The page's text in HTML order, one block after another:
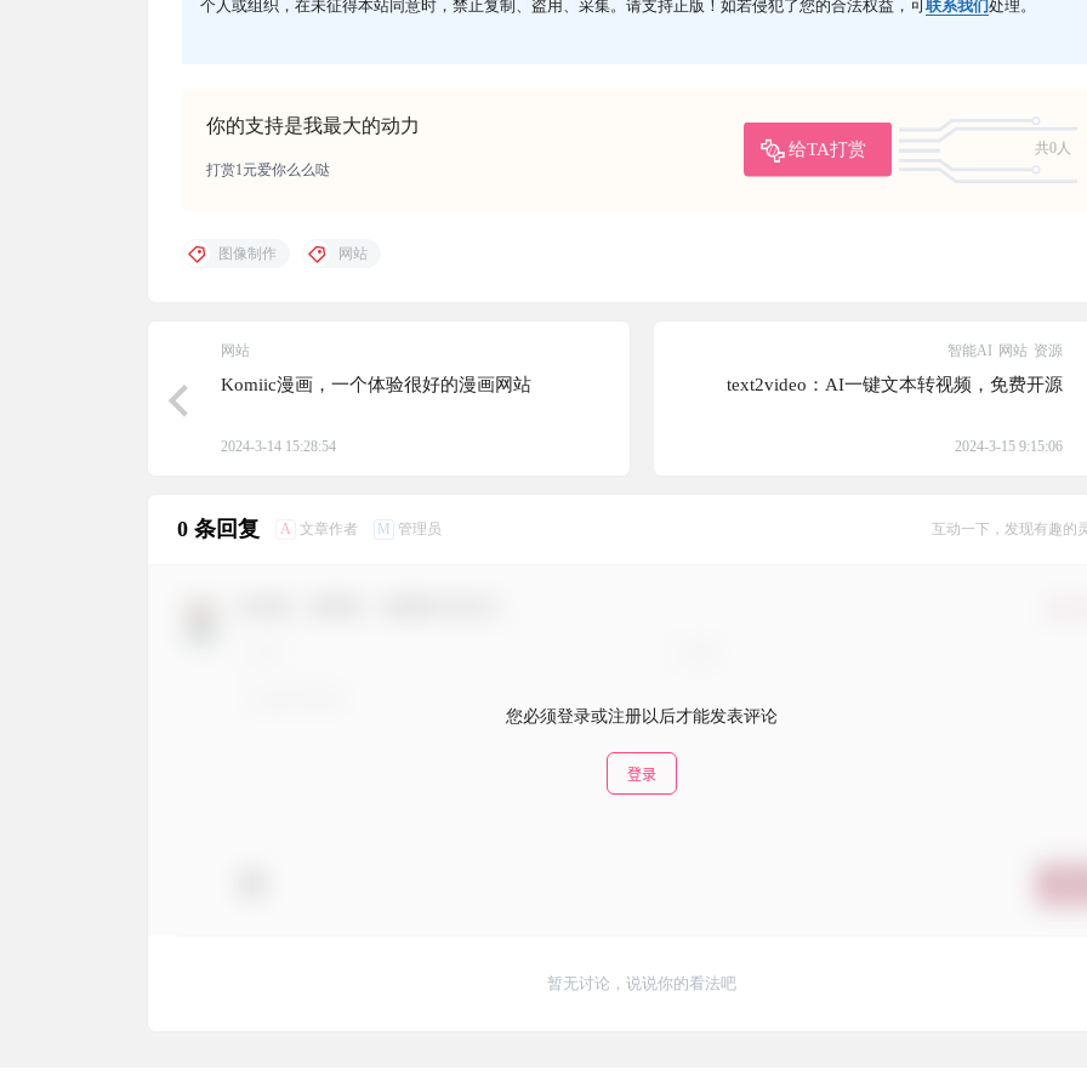
个人或组织，在未征得本站同意时，禁止复制、盗用、采集。请支持正版！如若侵犯了您的合法权益，可 联系我们处理。
你的支持是我最大的动力
给TA打赏
共0人
打赏1元爱你么么哒
图像制作 网站
网站
Komiic漫画，一个体验很好的漫画网站
2024-3-14 15:28:54
智能AI 网站 资源
text2video：AI一键文本转视频，免费开源
2024-3-15 9:15:06
0 条回复 A 文章作者 M 管理员 互动一下，发现有趣的
您必须登录或注册以后才能发表评论
登录
暂无讨论，说说你的看法吧